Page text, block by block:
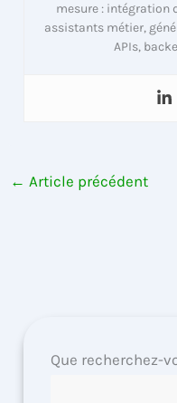
mesure : intégration
assistants métier,
APIs,
← Article précédent
Que recherchez-